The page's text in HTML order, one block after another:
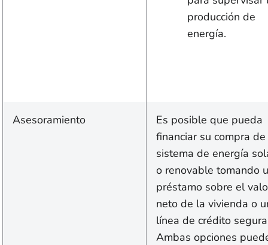
producción de
energía.
Asesoramiento
Es posible que pueda
financiar su compra
sistema de energía
o renovable tomando
préstamo sobre el
neto de la vivienda o
línea de crédito
Ambas opciones